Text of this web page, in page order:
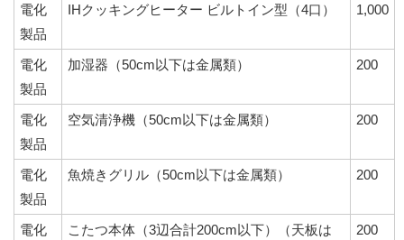
電化
製品
IHクッキングヒーター ビルトイン型（4口） 1,000
電化
製品
加湿器（50cm以下は金属類） 200
電化
製品
空気清浄機（50cm以下は金属類） 200
電化
製品
魚焼きグリル（50cm以下は金属類） 200
電化
こたつ本体（3辺合計200cm以下）（天板は
200